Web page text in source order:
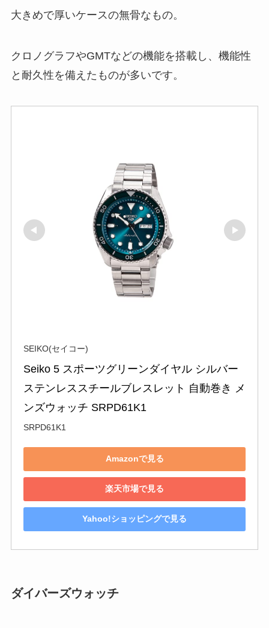
大きめで厚いケースの無骨なもの。
クロノグラフやGMTなどの機能を搭載し、機能性
と耐久性を備えたものが多いです。
SEIKO(セイコー)
Seiko 5 スポーツグリーンダイヤル シルバー
ステンレススチールブレスレット 自動巻き メ
ンズウォッチ SRPD61K1
SRPD61K1
Amazonで見る
楽天市場で見る
Yahoo!ショッピングで見る
ダイバーズウォッチ